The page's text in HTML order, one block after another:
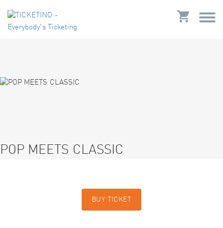
POP MEETS CLASSIC
BUY TICKET